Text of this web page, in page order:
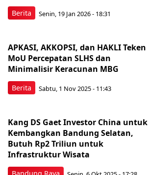
Berita Senin, 19 Jan 2026 - 18:31
Berita
APKASI, AKKOPSI, dan HAKLI Teken
MoU Percepatan SLHS dan
Minimalisir Keracunan MBG
Sabtu, 1 Nov 2025 - 11:43
Kang DS Gaet Investor China untuk
Kembangkan Bandung Selatan,
Butuh Rp2 Triliun untuk
Infrastruktur Wisata